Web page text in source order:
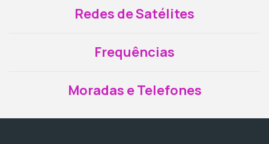
Redes de Satélites
Frequências
Moradas e Telefones